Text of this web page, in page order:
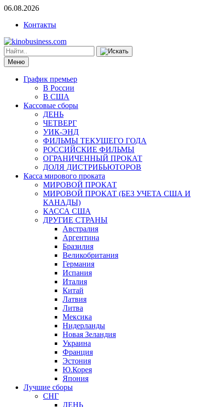
06.08.2026
Контакты
Меню
График премьер
В России
В США
Кассовые сборы
ДЕНЬ
ЧЕТВЕРГ
УИК-ЭНД
ФИЛЬМЫ ТЕКУЩЕГО ГОДА
РОССИЙСКИЕ ФИЛЬМЫ
ОГРАНИЧЕННЫЙ ПРОКАТ
ДОЛЯ ДИСТРИБЬЮТОРОВ
Касса мирового проката
МИРОВОЙ ПРОКАТ
МИРОВОЙ ПРОКАТ (БЕЗ УЧЕТА США И
КАНАДЫ)
КАССА США
ДРУГИЕ СТРАНЫ
Австралия
Аргентина
Бразилия
Великобритания
Германия
Испания
Италия
Китай
Латвия
Литва
Мексика
Нидерланды
Новая Зеландия
Украина
Франция
Эстония
Ю.Корея
Япония
Лучшие сборы
СНГ
ДЕНЬ